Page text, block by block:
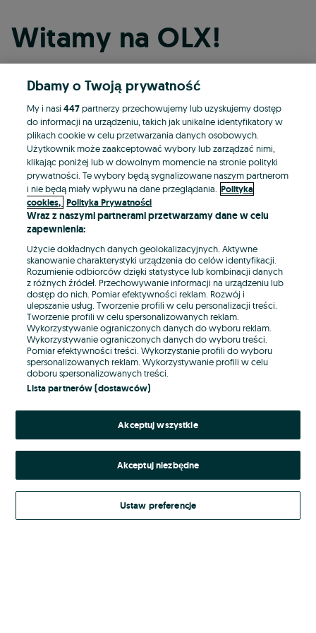
Witamy na OLX!
Kontynuuj przez Facebooka
Kontynuuj przez konto Apple
Kontynuuj przez konto Google
LUB
E-mail
Hasło
Nie pamiętasz hasła?
Zaloguj się
Kontynuując za pośrednictwem jednego z dostawców wskazanych powyżej,
Regulamin serwisuOLX.pl w jego aktualnym brzmieniu.
Dbamy o Twoją prywatność
My i nasi447partnerzy przechowujemy lub uzyskujemy dostęp
do informacji na urządzeniu, takich jak unikalne identyfikatory w
plikach cookie w celu przetwarzania danych osobowych.
Użytkownik może zaakceptować wybory lub zarządzać nimi,
klikając poniżej lub w dowolnym momencie na stronie polityki
prywatności. Te wybory będą sygnalizowane naszym partnerom
i nie będą miały wpływu na dane przeglądania. Polityka
cookies, Polityka Prywatności
Wraz z naszymi partnerami przetwarzamy dane w celu
zapewnienia:
Użycie dokładnych danych geolokalizacyjnych. Aktywne
skanowanie charakterystyki urządzenia do celów identyfikacji.
Rozumienie odbiorców dzięki statystyce lub kombinacji danych
z różnych źródeł. Przechowywanie informacji na urządzeniu lub
dostęp do nich. Pomiar efektywności reklam. Rozwój i
ulepszanie usług. Tworzenie profili w celu personalizacji treści.
Tworzenie profili w celu spersonalizowanych reklam.
Wykorzystywanie ograniczonych danych do wyboru reklam.
Wykorzystywanie ograniczonych danych do wyboru treści.
Pomiar efektywności treści. Wykorzystanie profili do wyboru
spersonalizowanych reklam. Wykorzystywanie profili w celu
doboru spersonalizowanych treści.
Lista partnerów (dostawców)
Akceptuj wszystkie
Akceptuj niezbędne
Ustaw preferencje